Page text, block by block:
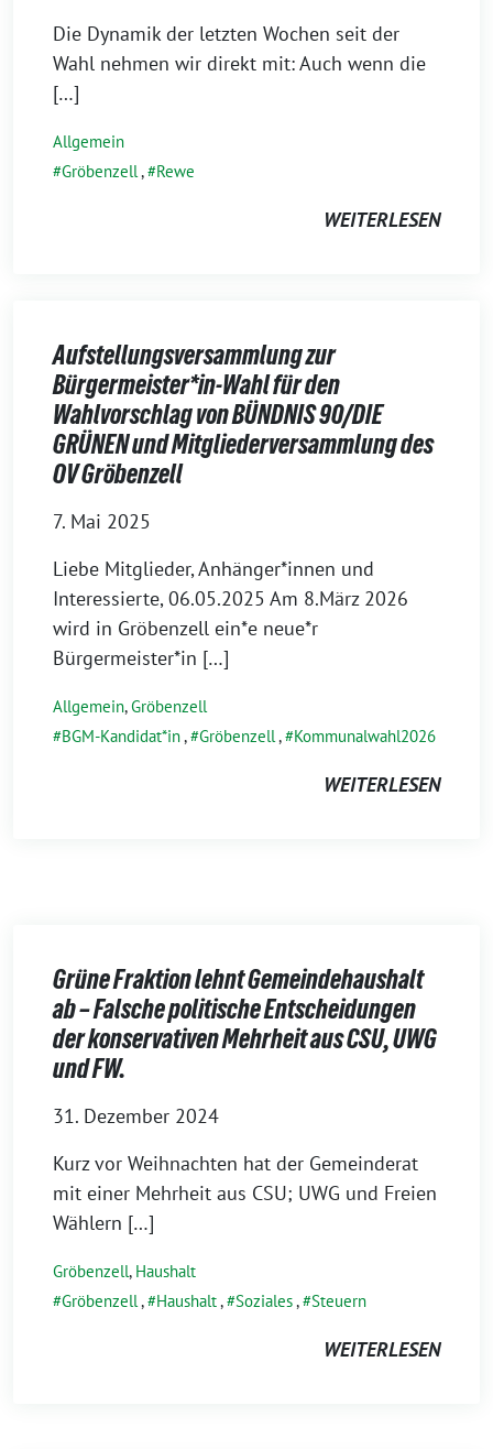
Die Dynamik der letzten Wochen seit der
Wahl nehmen wir direkt mit: Auch wenn die
[…]
Allgemein
Gröbenzell, Rewe
WEITERLESEN
Aufstellungsversammlung zur
Bürgermeister*in-Wahl für den
Wahlvorschlag von BÜNDNIS 90/DIE
GRÜNEN und Mitgliederversammlung des
OV Gröbenzell
7. Mai 2025
Liebe Mitglieder, Anhänger*innen und
Interessierte, 06.05.2025 Am 8.März 2026
wird in Gröbenzell ein*e neue*r
Bürgermeister*in […]
Allgemein,Gröbenzell
BGM-Kandidat*in, Gröbenzell, Kommunalwahl2026
WEITERLESEN
Grüne Fraktion lehnt Gemeindehaushalt
ab – Falsche politische Entscheidungen
der konservativen Mehrheit aus CSU, UWG
und FW.
31. Dezember 2024
Kurz vor Weihnachten hat der Gemeinderat
mit einer Mehrheit aus CSU; UWG und Freien
Wählern […]
Gröbenzell, Haushalt
Gröbenzell, Haushalt, Soziales, Steuern
WEITERLESEN